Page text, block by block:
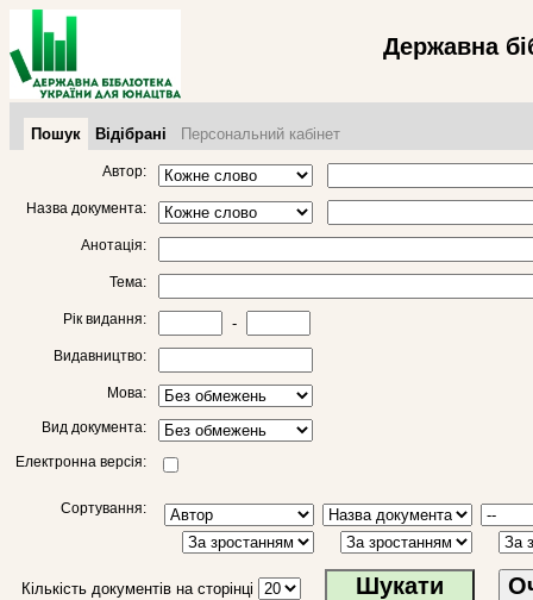
Державна
Пошук Відібрані Персональний кабінет
Автор:
Назва документа:
Анотація:
Тема:
Рік видання: -
Видавництво:
Мова:
Вид документа:
Електронна версія:
Сортування:
Кількість документів на сторінці